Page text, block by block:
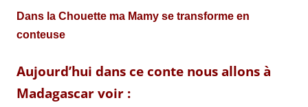
Dans la Chouette ma Mamy se transforme en
conteuse
Aujourd’hui dans ce conte nous allons à
Madagascar voir :